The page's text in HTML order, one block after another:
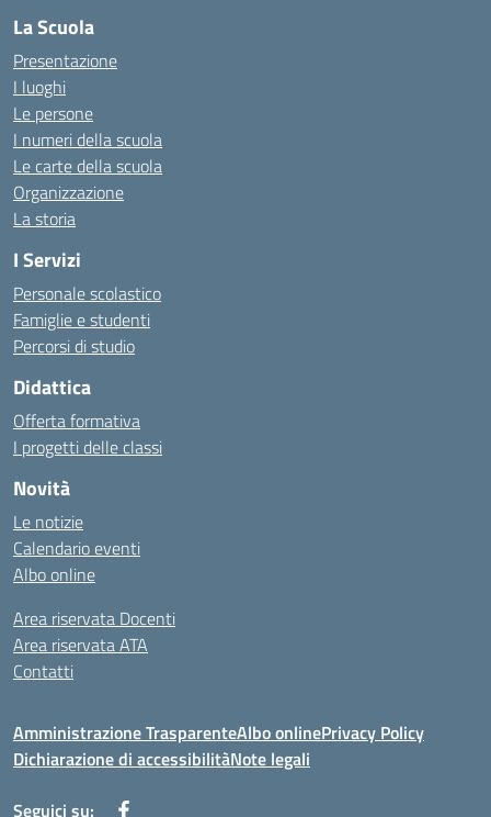
La Scuola
Presentazione
I luoghi
Le persone
I numeri della scuola
Le carte della scuola
Organizzazione
La storia
I Servizi
Personale scolastico
Famiglie e studenti
Percorsi di studio
Didattica
Offerta formativa
I progetti delle classi
Novità
Le notizie
Calendario eventi
Albo online
Area riservata Docenti
Area riservata ATA
Contatti
Amministrazione TrasparenteAlbo onlinePrivacy Policy
Dichiarazione di accessibilitàNote legali
Seguici su: